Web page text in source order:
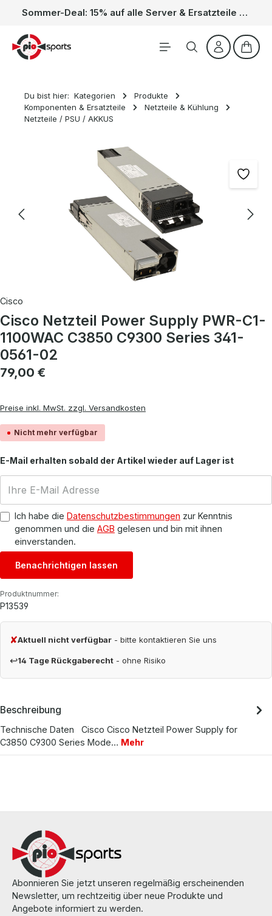
Zum Hauptinhalt springen Sommer-Deal: 15% auf alle Server & Ersatzteile – Kein Code nötig, der Rabatt wird automatisch im Warenkorb abgezogen. Gültig vom 01.06. bis 31.08.
Du bist hier: Kategorien
Produkte
Komponenten & Ersatzteile
Netzteile & Kühlung
Netzteile / PSU / AKKUS
Bildergalerie überspringen
Cisco
Cisco Netzteil Power Supply PWR-C1-
1100WAC C3850 C9300 Series 341-
0561-02
Regulärer Preis:
79,00 €
Preise inkl. MwSt. zzgl. Versandkosten
Nicht mehr verfügbar
E-Mail erhalten sobald der Artikel wieder auf Lager ist
Ich habe die Datenschutzbestimmungen zur Kenntnis
genommen und die AGB gelesen und bin mit ihnen
einverstanden.
Benachrichtigen lassen
Produktnummer:
P13539
✘Aktuell nicht verfügbar - bitte kontaktieren Sie uns
↩14 Tage Rückgaberecht - ohne Risiko
Beschreibung
Technische Daten Cisco Cisco Netzteil Power Supply for
C3850 C9300 Series Mode… Mehr
Abonnieren Sie jetzt unseren regelmäßig erscheinenden
Newsletter, um rechtzeitig über neue Produkte und
Angebote informiert zu werden.